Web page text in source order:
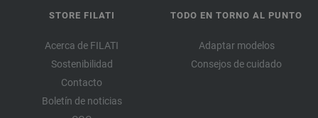
STORE FILATI
Acerca de FILATI
Sostenibilidad
Contacto
Boletín de noticias
TODO EN TORNO AL PUNTO
Adaptar modelos
Consejos de cuidado